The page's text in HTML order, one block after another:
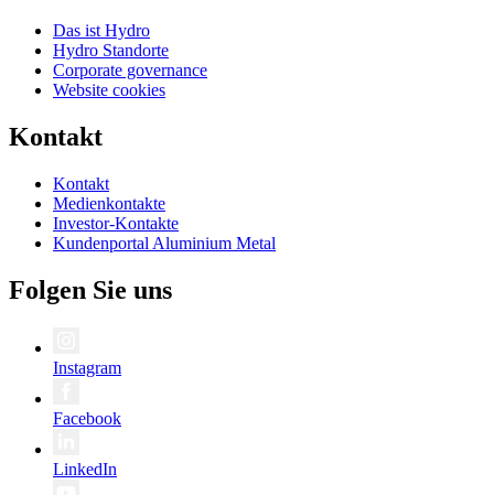
Das ist Hydro
Hydro Standorte
Corporate governance
Website cookies
Kontakt
Kontakt
Medienkontakte
Investor-Kontakte
Kundenportal Aluminium Metal
Folgen Sie uns
Instagram
Facebook
LinkedIn